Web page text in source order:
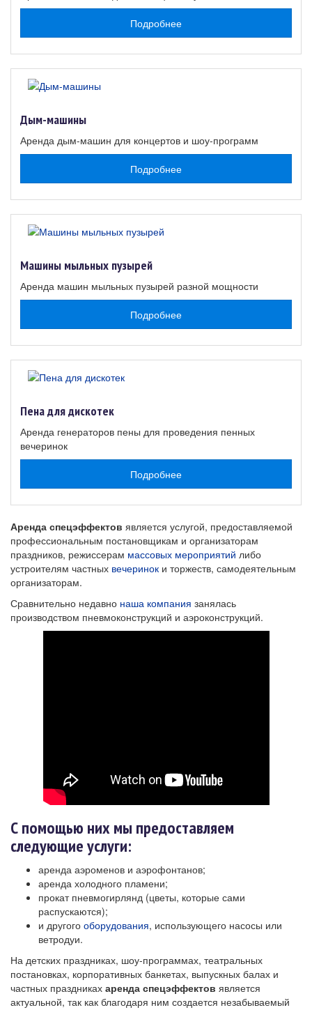
Подробнее
Дым-машины
Аренда дым-машин для концертов и шоу-программ
Подробнее
Машины мыльных пузырей
Аренда машин мыльных пузырей разной мощности
Подробнее
Пена для дискотек
Аренда генераторов пены для проведения пенных
вечеринок
Подробнее
Аренда спецэффектов является услугой, предоставляемой
профессиональным постановщикам и организаторам
праздников, режиссерам массовых мероприятий либо
устроителям частных вечеринок и торжеств, самодеятельным
организаторам.
Сравнительно недавно наша компания занялась
производством пневмоконструкций и аэроконструкций.
С помощью них мы предоставляем
следующие услуги:
аренда аэроменов и аэрофонтанов;
аренда холодного пламени;
прокат пневмогирлянд (цветы, которые сами
распускаются);
и другого оборудования, использующего насосы или
ветродуи.
На детских праздниках, шоу-программах, театральных
постановках, корпоративных банкетах, выпускных балах и
частных праздниках аренда спецэффектов является
актуальной, так как благодаря ним создается незабываемый